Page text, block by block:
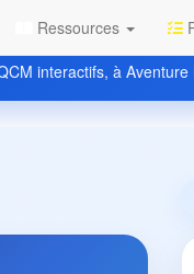
Ressources
interactifs, à